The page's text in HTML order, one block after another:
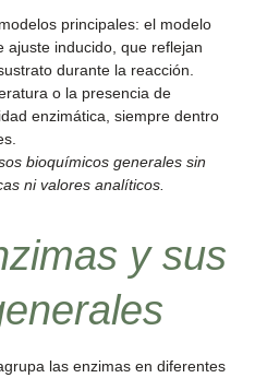
principales: el modelo
ajuste inducido, que reflejan
durante la reacción.
o la presencia de
enzimática, siempre dentro
bioquímicos generales sin
ni valores analíticos.
y sus
las enzimas en diferentes